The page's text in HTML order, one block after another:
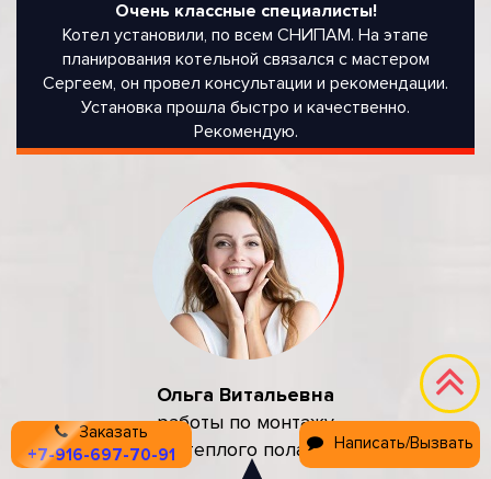
Очень классные специалисты!
Котел установили, по всем СНИПАМ. На этапе
планирования котельной связался с мастером
Сергеем, он провел консультации и рекомендации.
Установка прошла быстро и качественно.
Рекомендую.
Ольга Витальевна
работы по монтажу
теплого пола
Заказать
+7-916-697-70-91
Написать/Вызвать